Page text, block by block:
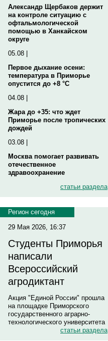
Александр Щербаков держит
на контроле ситуацию с
офтальмологической
помощью в Ханкайском
округе
05.08 |
Первое дыхание осени:
температура в Приморье
опустится до +8 °C
04.08 |
Жара до +35: что ждет
Приморье после тропических
дождей
03.08 |
Москва помогает развивать
отечественное
здравоохранение
статьи раздела
Регион сегодня
29 Мая 2026, 16:37
Студенты Приморья
написали
Всероссийский
агродиктант
Акция "Единой России" прошла
на площадке Приморского
государственного аграрно-
технологического университета
статьи раздела